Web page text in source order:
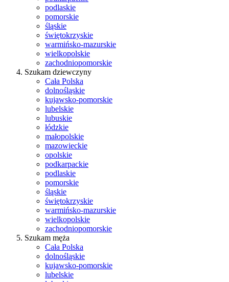
podlaskie
pomorskie
śląskie
świętokrzyskie
warmińsko-mazurskie
wielkopolskie
zachodniopomorskie
Szukam dziewczyny
Cała Polska
dolnośląskie
kujawsko-pomorskie
lubelskie
lubuskie
łódzkie
małopolskie
mazowieckie
opolskie
podkarpackie
podlaskie
pomorskie
śląskie
świętokrzyskie
warmińsko-mazurskie
wielkopolskie
zachodniopomorskie
Szukam męża
Cała Polska
dolnośląskie
kujawsko-pomorskie
lubelskie